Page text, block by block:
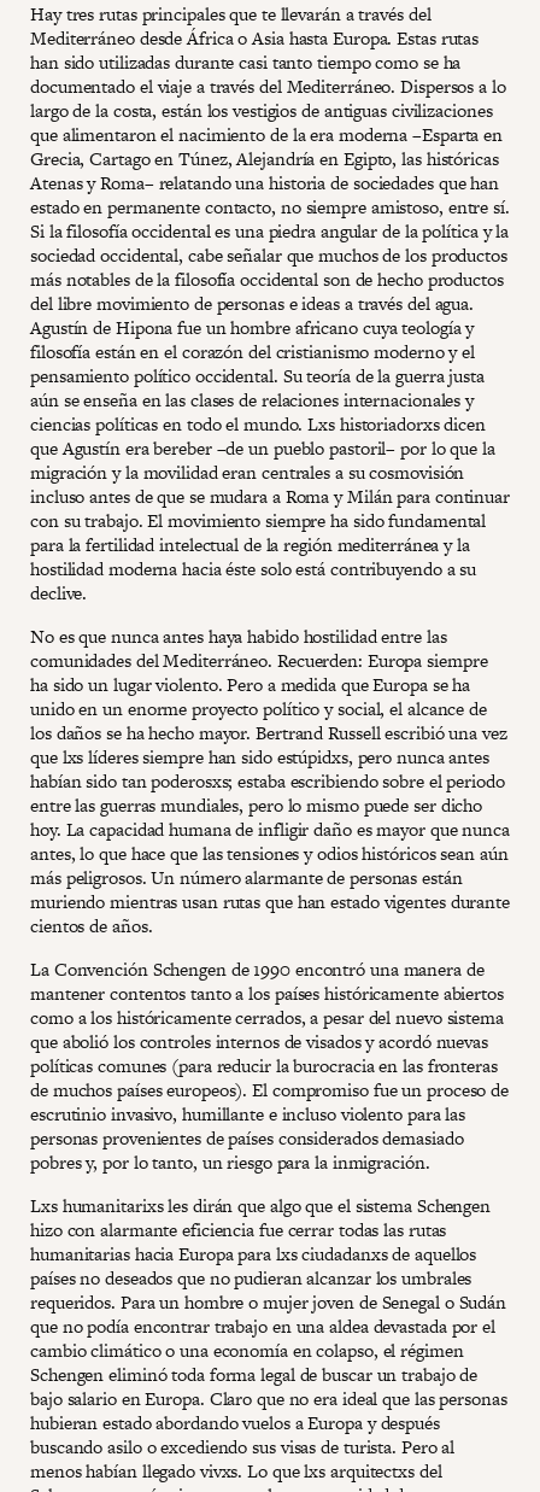
Hay tres rutas principales que te llevarán a través del
Mediterráneo desde África o Asia hasta Europa. Estas rutas
han sido utilizadas durante casi tanto tiempo como se ha
documentado el viaje a través del Mediterráneo. Dispersos a lo
largo de la costa, están los vestigios de antiguas civilizaciones
que alimentaron el nacimiento de la era moderna –Esparta en
Grecia, Cartago en Túnez, Alejandría en Egipto, las históricas
Atenas y Roma– relatando una historia de sociedades que han
estado en permanente contacto, no siempre amistoso, entre sí.
Si la filosofía occidental es una piedra angular de la política y la
sociedad occidental, cabe señalar que muchos de los productos
más notables de la filosofía occidental son de hecho productos
del libre movimiento de personas e ideas a través del agua.
Agustín de Hipona fue un hombre africano cuya teología y
filosofía están en el corazón del cristianismo moderno y el
pensamiento político occidental. Su teoría de la guerra justa
aún se enseña en las clases de relaciones internacionales y
ciencias políticas en todo el mundo. Lxs historiadorxs dicen
que Agustín era bereber –de un pueblo pastoril– por lo que la
migración y la movilidad eran centrales a su cosmovisión
incluso antes de que se mudara a Roma y Milán para continuar
con su trabajo. El movimiento siempre ha sido fundamental
para la fertilidad intelectual de la región mediterránea y la
hostilidad moderna hacia éste solo está contribuyendo a su
declive.
No es que nunca antes haya habido hostilidad entre las
comunidades del Mediterráneo. Recuerden: Europa siempre
ha sido un lugar violento. Pero a medida que Europa se ha
unido en un enorme proyecto político y social, el alcance de
los daños se ha hecho mayor. Bertrand Russell escribió una vez
que lxs líderes siempre han sido estúpidxs, pero nunca antes
habían sido tan poderosxs; estaba escribiendo sobre el periodo
entre las guerras mundiales, pero lo mismo puede ser dicho
hoy. La capacidad humana de infligir daño es mayor que nunca
antes, lo que hace que las tensiones y odios históricos sean aún
más peligrosos. Un número alarmante de personas están
muriendo mientras usan rutas que han estado vigentes durante
cientos de años.
La Convención Schengen de 1990 encontró una manera de
mantener contentos tanto a los países históricamente abiertos
como a los históricamente cerrados, a pesar del nuevo sistema
que abolió los controles internos de visados y acordó nuevas
políticas comunes (para reducir la burocracia en las fronteras
de muchos países europeos). El compromiso fue un proceso de
escrutinio invasivo, humillante e incluso violento para las
personas provenientes de países considerados demasiado
pobres y, por lo tanto, un riesgo para la inmigración.
Lxs humanitarixs les dirán que algo que el sistema Schengen
hizo con alarmante eficiencia fue cerrar todas las rutas
humanitarias hacia Europa para lxs ciudadanxs de aquellos
países no deseados que no pudieran alcanzar los umbrales
requeridos. Para un hombre o mujer joven de Senegal o Sudán
que no podía encontrar trabajo en una aldea devastada por el
cambio climático o una economía en colapso, el régimen
Schengen eliminó toda forma legal de buscar un trabajo de
bajo salario en Europa. Claro que no era ideal que las personas
hubieran estado abordando vuelos a Europa y después
buscando asilo o excediendo sus visas de turista. Pero al
menos habían llegado vivxs. Lo que lxs arquitectxs del